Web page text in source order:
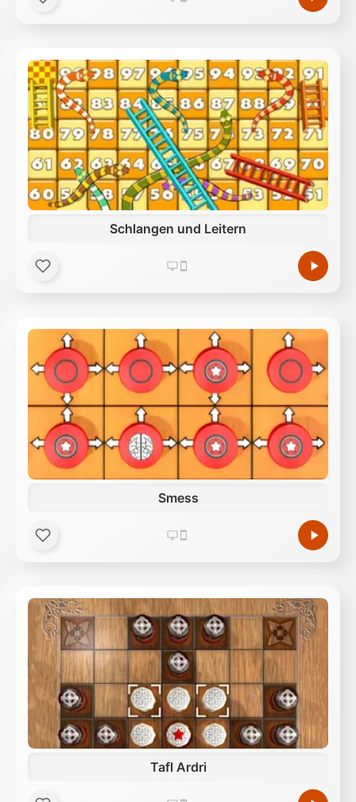
Schlangen und Leitern
Smess
Tafl Ardri